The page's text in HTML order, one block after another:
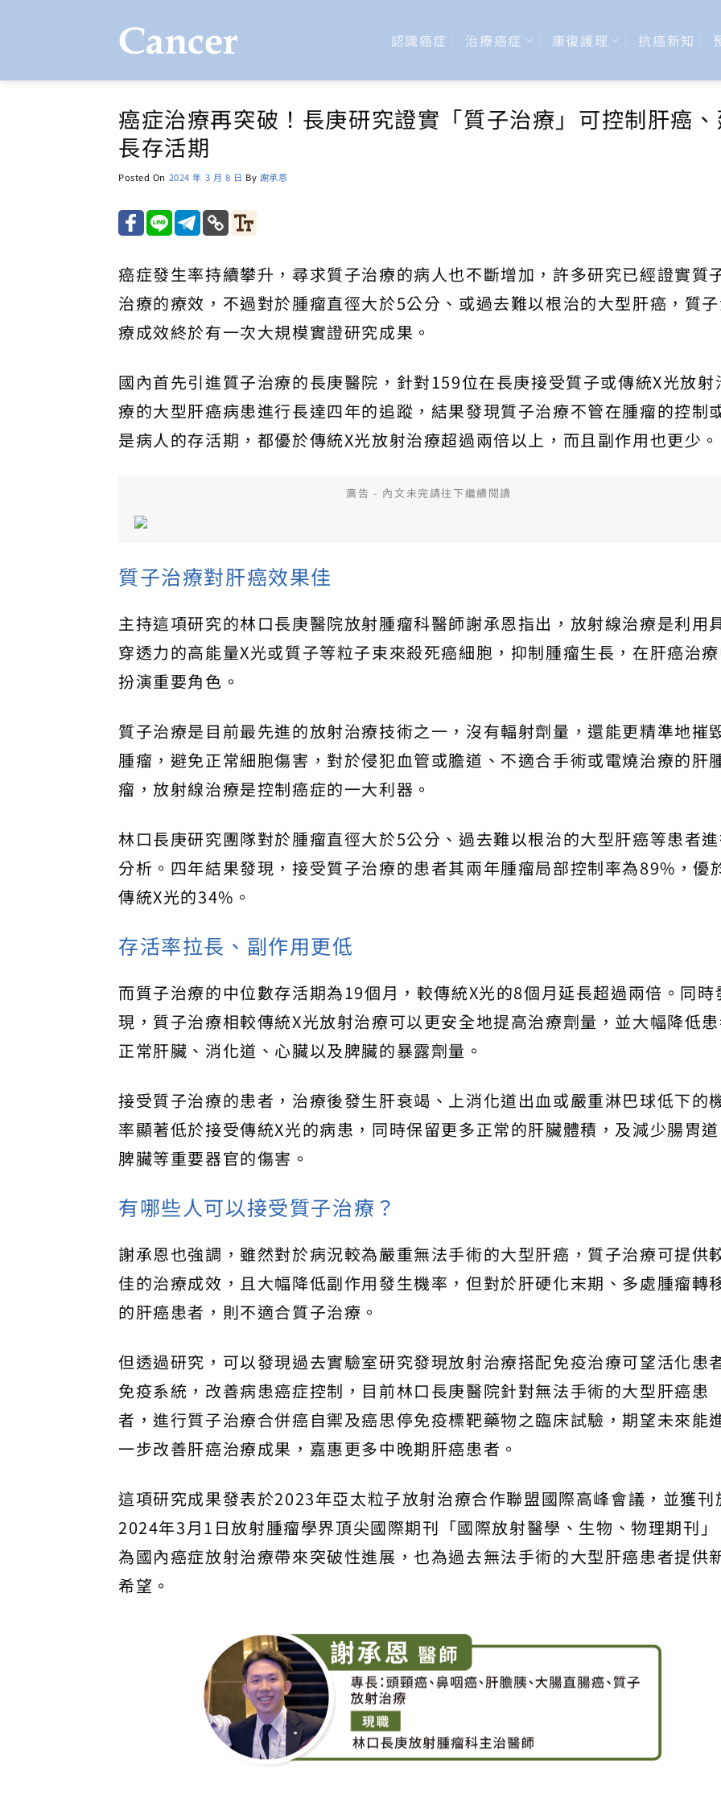
認識癌症 治療癌症 康復護理 抗癌新知
癌症治療再突破！長庚研究證實「質子治療」可控制肝癌
長存活期
Posted On 2024 年 3 月 8 日 By 謝承恩
癌症發生率持續攀升，尋求質子治療的病人也不斷增加，許多研究已經證實質
治療的療效，不過對於腫瘤直徑大於5公分、或過去難以根治的大型肝癌，質
療成效終於有一次大規模實證研究成果。
國內首先引進質子治療的長庚醫院，針對159位在長庚接受質子或傳統X光放射
療的大型肝癌病患進行長達四年的追蹤，結果發現質子治療不管在腫瘤的控制
是病人的存活期，都優於傳統X光放射治療超過兩倍以上，而且副作用也更少。
廣告 - 內文未完請往下繼續閱讀
質子治療對肝癌效果佳
主持這項研究的林口長庚醫院放射腫瘤科醫師謝承恩指出，放射線治療是利用
穿透力的高能量X光或質子等粒子束來殺死癌細胞，抑制腫瘤生長，在肝癌治療
扮演重要角色。
質子治療是目前最先進的放射治療技術之一，沒有輻射劑量，還能更精準地摧
腫瘤，避免正常細胞傷害，對於侵犯血管或膽道、不適合手術或電燒治療的肝
瘤，放射線治療是控制癌症的一大利器。
林口長庚研究團隊對於腫瘤直徑大於5公分、過去難以根治的大型肝癌等患者
分析。四年結果發現，接受質子治療的患者其兩年腫瘤局部控制率為89%，優
傳統X光的34%。
存活率拉長、副作用更低
而質子治療的中位數存活期為19個月，較傳統X光的8個月延長超過兩倍。同時
現，質子治療相較傳統X光放射治療可以更安全地提高治療劑量，並大幅降低
正常肝臟、消化道、心臟以及脾臟的暴露劑量。
接受質子治療的患者，治療後發生肝衰竭、上消化道出血或嚴重淋巴球低下的
率顯著低於接受傳統X光的病患，同時保留更多正常的肝臟體積，及減少腸胃道
脾臟等重要器官的傷害。
有哪些人可以接受質子治療？
謝承恩也強調，雖然對於病況較為嚴重無法手術的大型肝癌，質子治療可提供
佳的治療成效，且大幅降低副作用發生機率，但對於肝硬化末期、多處腫瘤轉
的肝癌患者，則不適合質子治療。
但透過研究，可以發現過去實驗室研究發現放射治療搭配免疫治療可望活化患
免疫系統，改善病患癌症控制，目前林口長庚醫院針對無法手術的大型肝癌患
者，進行質子治療合併癌自禦及癌思停免疫標靶藥物之臨床試驗，期望未來能
一步改善肝癌治療成果，嘉惠更多中晚期肝癌患者。
這項研究成果發表於2023年亞太粒子放射治療合作聯盟國際高峰會議，並獲刊
2024年3月1日放射腫瘤學界頂尖國際期刊「國際放射醫學、生物、物理期刊」
為國內癌症放射治療帶來突破性進展，也為過去無法手術的大型肝癌患者提供
希望。